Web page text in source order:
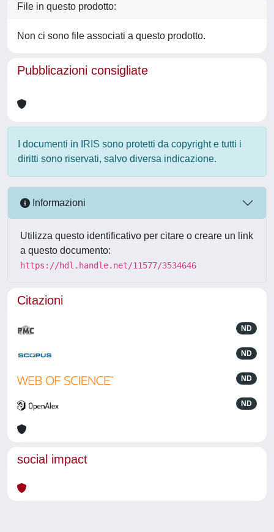
File in questo prodotto:
Non ci sono file associati a questo prodotto.
Pubblicazioni consigliate
I documenti in IRIS sono protetti da copyright e tutti i
diritti sono riservati, salvo diversa indicazione.
Informazioni
Utilizza questo identificativo per citare o creare un link
a questo documento:
https://hdl.handle.net/11577/3534646
Citazioni
ND
ND
ND
ND
social impact